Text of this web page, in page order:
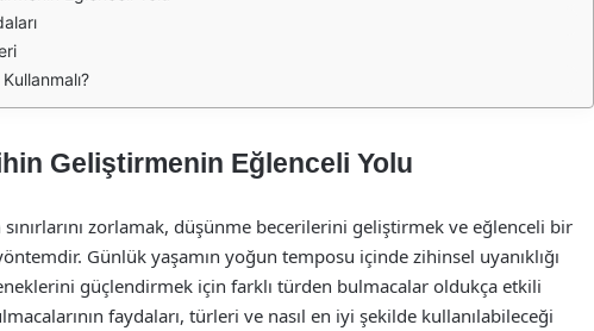
Geliştirmenin Eğlenceli Yolu
zorlamak, düşünme becerilerini geliştirmek ve eğlenceli bir
Günlük yaşamın yoğun temposu içinde zihinsel uyanıklığı
güçlendirmek için farklı türden bulmacalar oldukça etkili
faydaları, türleri ve nasıl en iyi şekilde kullanılabileceği